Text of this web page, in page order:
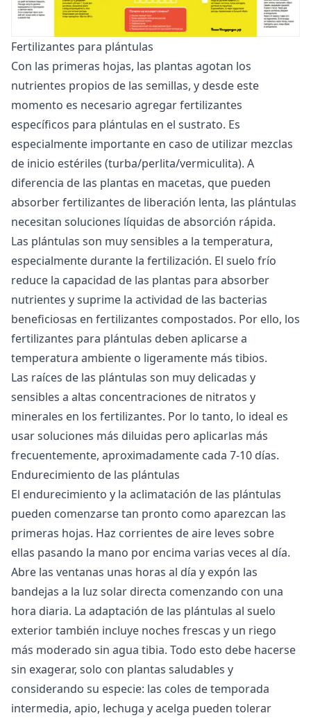
Fertilizantes para plántulas
Con las primeras hojas, las plantas agotan los
nutrientes propios de las semillas, y desde este
momento es necesario agregar fertilizantes
específicos para plántulas en el sustrato. Es
especialmente importante en caso de utilizar mezclas
de inicio estériles (turba/perlita/vermiculita). A
diferencia de las plantas en macetas, que pueden
absorber fertilizantes de liberación lenta, las plántulas
necesitan soluciones líquidas de absorción rápida.
Las plántulas son muy sensibles a la temperatura,
especialmente durante la fertilización. El suelo frío
reduce la capacidad de las plantas para absorber
nutrientes y suprime la actividad de las bacterias
beneficiosas en fertilizantes compostados. Por ello, los
fertilizantes para plántulas deben aplicarse a
temperatura ambiente o ligeramente más tibios.
Las raíces de las plántulas son muy delicadas y
sensibles a altas concentraciones de nitratos y
minerales en los fertilizantes. Por lo tanto, lo ideal es
usar soluciones más diluidas pero aplicarlas más
frecuentemente, aproximadamente cada 7-10 días.
Endurecimiento de las plántulas
El endurecimiento y la aclimatación de las plántulas
pueden comenzarse tan pronto como aparezcan las
primeras hojas. Haz corrientes de aire leves sobre
ellas pasando la mano por encima varias veces al día.
Abre las ventanas unas horas al día y expón las
bandejas a la luz solar directa comenzando con una
hora diaria. La adaptación de las plántulas al suelo
exterior también incluye noches frescas y un riego
más moderado sin agua tibia. Todo esto debe hacerse
sin exagerar, solo con plantas saludables y
considerando su especie: las coles de temporada
intermedia, apio, lechuga y acelga pueden tolerar